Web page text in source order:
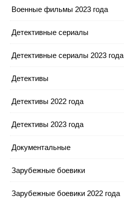
Военные фильмы 2023 года
Детективные сериалы
Детективные сериалы 2023 года
Детективы
Детективы 2022 года
Детективы 2023 года
Документальные
Зарубежные боевики
Зарубежные боевики 2022 года